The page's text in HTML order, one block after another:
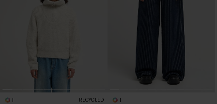
1 RECYCLED
1